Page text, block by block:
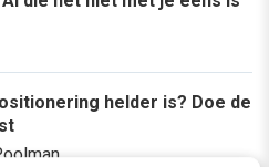
helder is? Doe de